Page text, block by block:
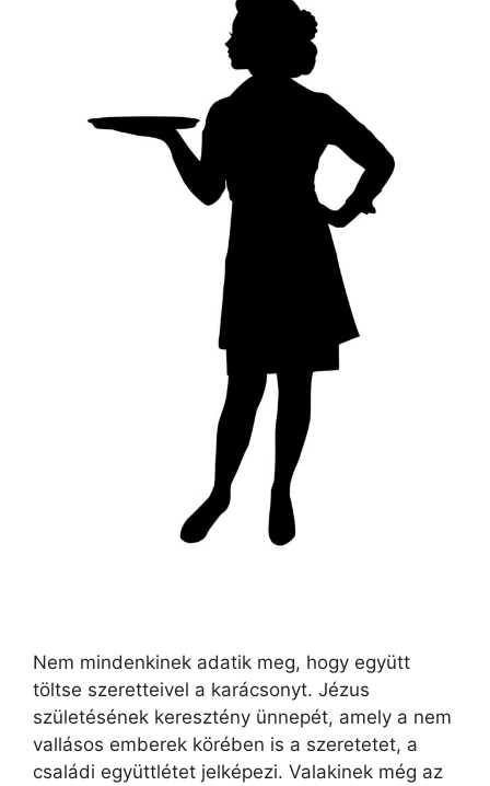
Nem mindenkinek adatik meg, hogy együtt
töltse szeretteivel a karácsonyt. Jézus
születésének keresztény ünnepét, amely a nem
vallásos emberek körében is a szeretetet, a
családi együttlétet jelképezi. Valakinek még az